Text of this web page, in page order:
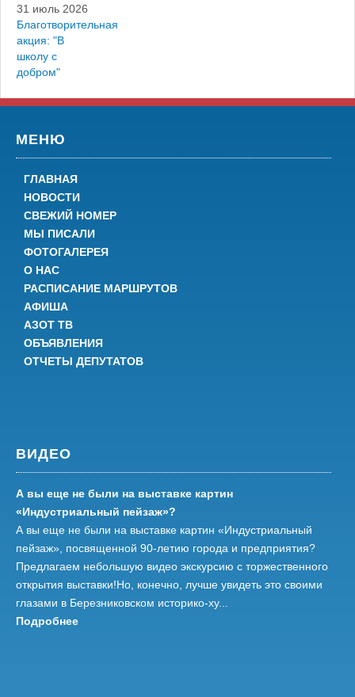
31 июль 2026
Благотворительная
акция: "В
школу с
добром"
МЕНЮ
ГЛАВНАЯ
НОВОСТИ
СВЕЖИЙ НОМЕР
МЫ ПИСАЛИ
ФОТОГАЛЕРЕЯ
О НАС
РАСПИСАНИЕ МАРШРУТОВ
АФИША
АЗОТ ТВ
ОБЪЯВЛЕНИЯ
ОТЧЕТЫ ДЕПУТАТОВ
ВИДЕО
А вы еще не были на выставке картин
«Индустриальный пейзаж»?
А вы еще не были на выставке картин «Индустриальный
пейзаж», посвященной 90-летию города и предприятия?
Предлагаем небольшую видео экскурсию с торжественного
открытия выставки!Но, конечно, лучше увидеть это своими
глазами в Березниковском историко-ху...
Подробнее